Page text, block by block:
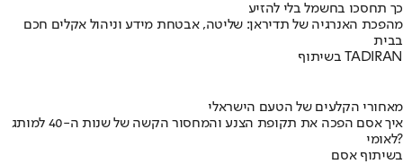
כך תחסכו בחשמל בלי להזיע
מהפכת האנרגיה של תדיראן: שליטה, אבטחת מידע וניהול אקלים חכם
בבית
בשיתוף TADIRAN
מאחורי הקלעים של הטעם הישראלי
איך אסם הפכה את תקופת הצנע והמחסור הקשה של שנות ה-40 למותג
לאומי?
בשיתוף אסם